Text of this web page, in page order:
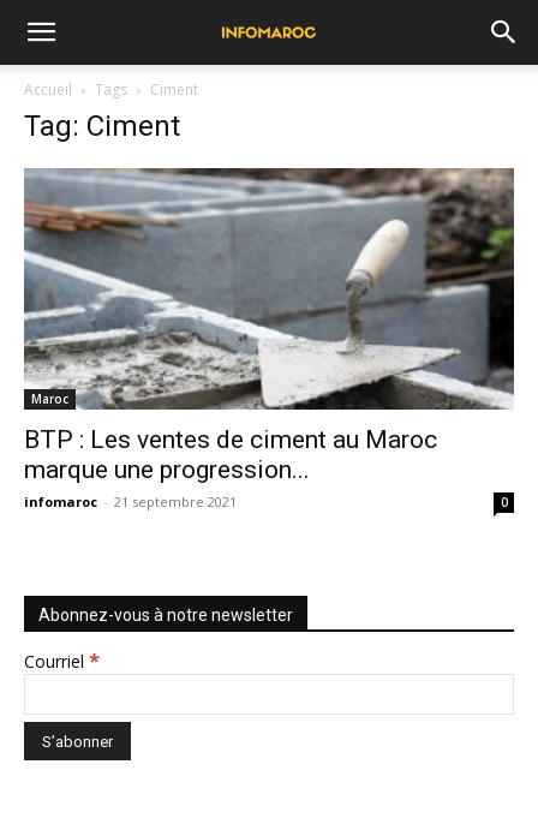
Accueil Tags Ciment
Tag: Ciment
Maroc
BTP : Les ventes de ciment au Maroc
marque une progression...
infomaroc - 21 septembre 2021 0
Abonnez-vous à notre newsletter
Courriel *